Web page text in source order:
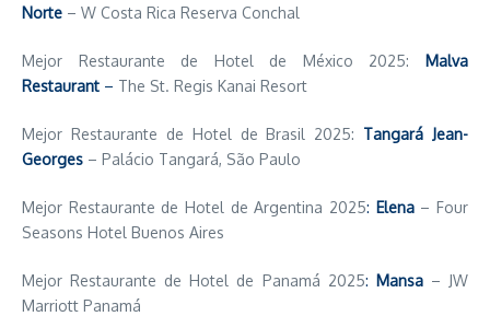
Norte – W Costa Rica Reserva Conchal
Mejor Restaurante de Hotel de México 2025: Malva
Restaurant – The St. Regis Kanai Resort
Mejor Restaurante de Hotel de Brasil 2025: Tangará Jean-
Georges – Palácio Tangará, São Paulo
Mejor Restaurante de Hotel de Argentina 2025: Elena – Four
Seasons Hotel Buenos Aires
Mejor Restaurante de Hotel de Panamá 2025: Mansa – JW
Marriott Panamá